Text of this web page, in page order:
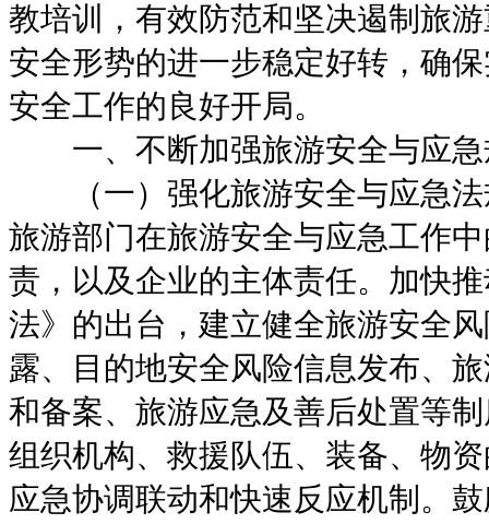
教培训，有效防范和坚决遏制旅
安全形势的进一步稳定好转，确
安全工作的良好开局。
一、 不断加强旅游安全与应
（一）强化旅游安全与应急法
旅游部门在旅游安全与应急工作
责，以及企业的主体责任。加快
法》的出台，建立健全旅游安全
露、目的地安全风险信息发布、
和备案、旅游应急及善后处置等
组织机构、救援队伍、装备、物
应急协调联动和快速反应机制。